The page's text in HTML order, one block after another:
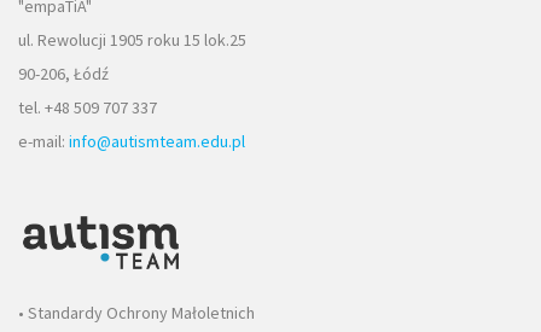
"empaTiA"
ul. Rewolucji 1905 roku 15 lok.25
90-206, Łódź
tel. +48 509 707 337
e-mail: info@autismteam.edu.pl
• Standardy Ochrony Małoletnich